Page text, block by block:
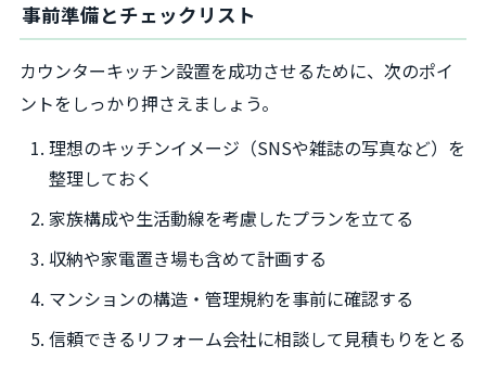
事前準備とチェックリスト
カウンターキッチン設置を成功させるために、次のポイ
ントをしっかり押さえましょう。
理想のキッチンイメージ（SNSや雑誌の写真など）を
整理しておく
家族構成や生活動線を考慮したプランを立てる
収納や家電置き場も含めて計画する
マンションの構造・管理規約を事前に確認する
信頼できるリフォーム会社に相談して見積もりをとる